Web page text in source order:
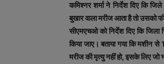
कमिश्नर शर्मा ने निर्देश दिए कि
बुखार वाला मरीज आता है तो उसको
सीएमएचओ को निर्देश दिए कि
किया जाए। बताया गया कि मशीन
मरीज की मृत्यु नहीं हो, इसके लिए जो